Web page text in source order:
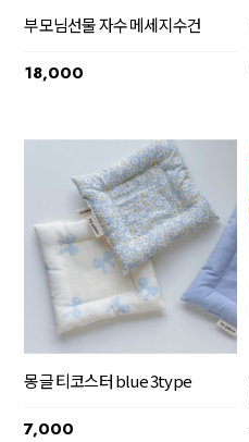
부모님선물 자수 메세지수건
18,000
몽글 티코스터 blue 3type
7,000